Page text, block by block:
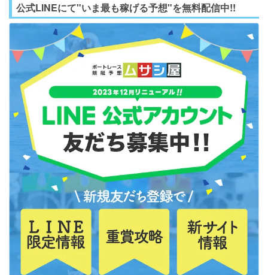
公式LINEにて"いま最も稼げる予想"を無料配信中!!